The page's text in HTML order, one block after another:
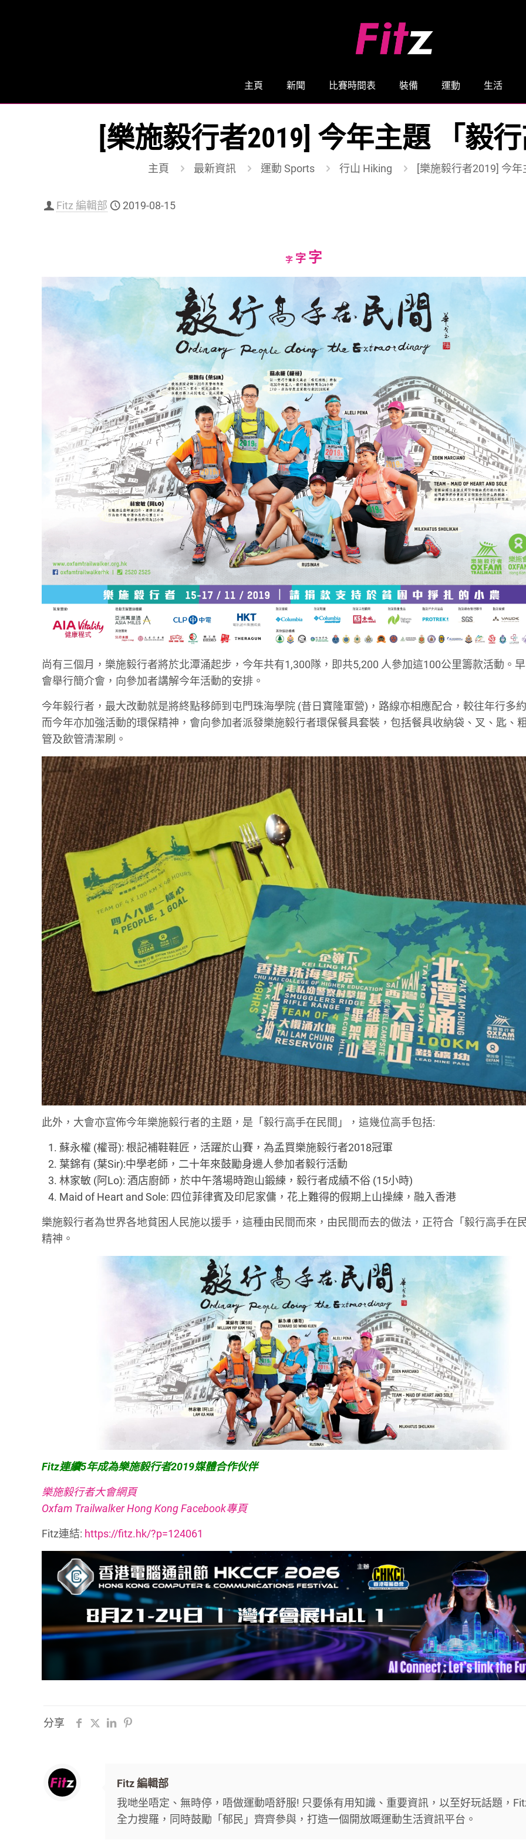
主頁 新聞 比賽時間表 裝備 運動 生活
[樂施毅行者2019] 今年主題 「毅
主頁 最新資訊 運動 Sports 行山 Hiking [樂施毅行者2019] 今
Fitz 編輯部 2019-08-15
字Decrease
字Reset
字Increase
font
size.
尚有三個月，樂施毅行者將於北潭涌起步，今年共有1,300隊，即共5,200 人參加這100公里籌款活動。
會舉行簡介會，向參加者講解今年活動的安排。
今年毅行者，最大改動就是將終點移師到屯門珠海學院 (昔日寶隆軍營)，路線亦相應配合，較往年行多
而今年亦加強活動的環保精神，會向參加者派發樂施毅行者環保餐具套裝，包括餐具收納袋、叉、匙、
管及飲管清潔刷。
此外，大會亦宣佈今年樂施毅行者的主題，是「毅行高手在民間」，這幾位高手包括:
蘇永權 (權哥): 根記補鞋鞋匠，活躍於山賽，為孟買樂施毅行者2018冠軍
葉錦有 (葉Sir):中學老師，二十年來鼓勵身邊人參加者毅行活動
林家敏 (阿Lo): 酒店廚師，於中午落場時跑山鍛練，毅行者成績不俗 (15小時)
Maid of Heart and Sole: 四位菲律賓及印尼家傭，花上難得的假期上山操練，融入香港
樂施毅行者為世界各地貧困人民施以援手，這種由民間而來，由民間而去的做法，正符合「毅行高手在
精神。
Fitz連續5年成為樂施毅行者2019媒體合作伙伴
樂施毅行者大會網頁
Oxfam Trailwalker Hong Kong Facebook專頁
Fitz連結: https://fitz.hk/?p=124061
分享
Fitz 編輯部
我哋坐唔定、無時停，唔做運動唔舒服! 只要係有用知識、重要資訊，以至好玩話題，
全力搜羅，同時鼓勵「郁民」齊齊參與，打造一個開放嘅運動生活資訊平台。